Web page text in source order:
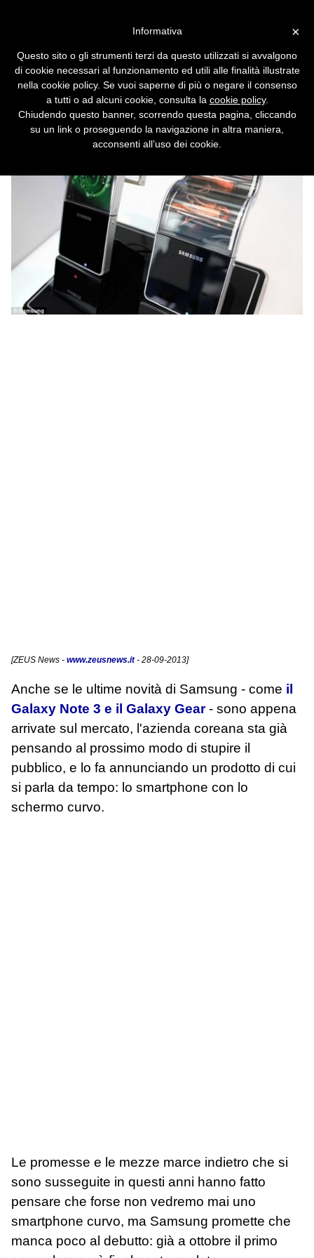
col display curvo
L'azienda coreana è pronta a lanciare il
primo smartphone arrotolabile.
[ZEUS News - www.zeusnews.it- 28-09-2013]
Anche se le ultime novità di Samsung - come il
Galaxy Note 3 e il Galaxy Gear- sono appena
arrivate sul mercato, l'azienda coreana sta già
pensando al prossimo modo di stupire il
pubblico, e lo fa annunciando un prodotto di cui
si parla da tempo: lo smartphone con lo
schermo curvo.
Le promesse e le mezze marce indietro che si
sono susseguite in questi anni hanno fatto
pensare che forse non vedremo mai uno
smartphone curvo, ma Samsung promette che
manca poco al debutto: già a ottobre il primo
×
Informativa
Questo sito o gli strumenti terzi da questo utilizzati si avvalgono
di cookie necessari al funzionamento ed utili alle finalità illustrate
nella cookie policy. Se vuoi saperne di più o negare il consenso
a tutti o ad alcuni cookie, consulta la cookie policy.
Chiudendo questo banner, scorrendo questa pagina, cliccando
su un link o proseguendo la navigazione in altra maniera,
acconsenti all’uso dei cookie.